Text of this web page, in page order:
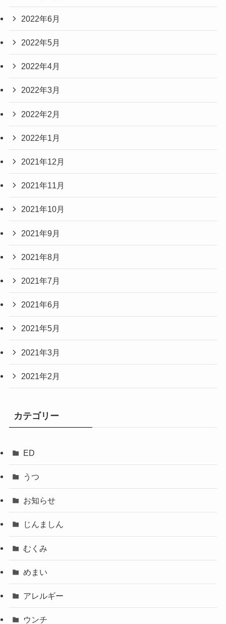
2022年6月
2022年5月
2022年4月
2022年3月
2022年2月
2022年1月
2021年12月
2021年11月
2021年10月
2021年9月
2021年8月
2021年7月
2021年6月
2021年5月
2021年3月
2021年2月
カテゴリー
ED
うつ
お知らせ
じんましん
むくみ
めまい
アレルギー
ウンチ